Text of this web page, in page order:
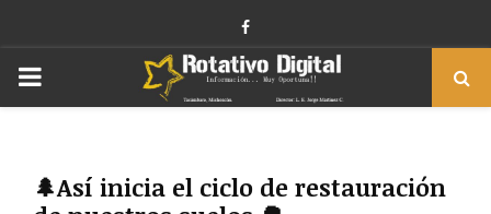
Facebook
PRIMARY
🌲Así inicia el ciclo de restauración